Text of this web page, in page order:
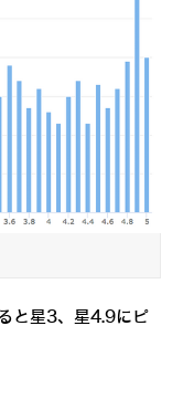
と星3、星4.9にピ